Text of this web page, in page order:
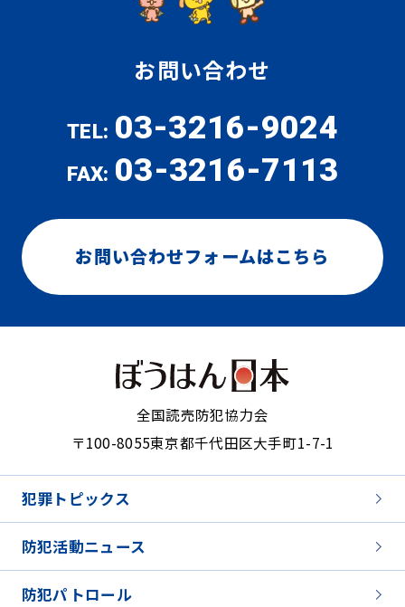
お問い合わせ
TEL: 03-3216-9024
FAX: 03-3216-7113
お問い合わせフォームはこちら
全国読売防犯協力会
〒100-8055東京都千代田区大手町1-7-1
犯罪トピックス
防犯活動ニュース
防犯パトロール